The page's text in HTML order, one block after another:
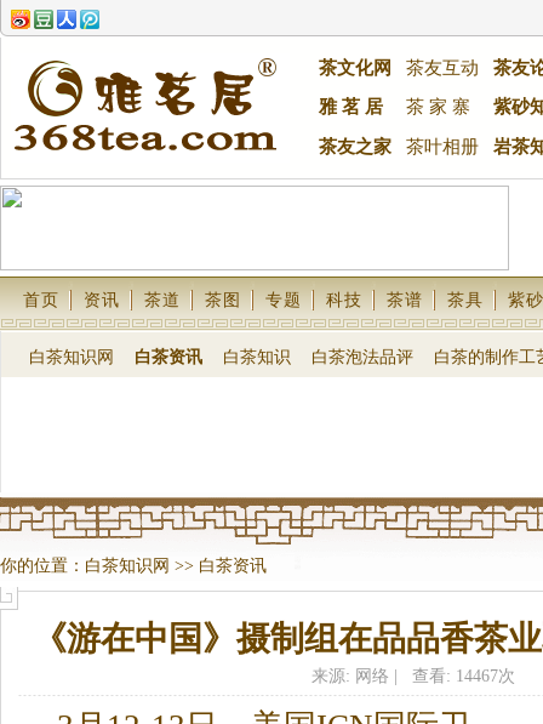
茶文化网 茶友互动
茶友
雅 茗 居
茶 家 寨 紫砂
茶友之家 茶叶相册 岩茶
首页 资讯 茶道 茶图 专题 科技 茶谱 茶具 紫砂
白茶知识网 白茶资讯 白茶知识 白茶泡法品评 白茶的制作工
你的位置： 白茶知识网 >> 白茶资讯
《游在中国》摄制组在品品香茶
来源: 网络 | 查看: 14467次